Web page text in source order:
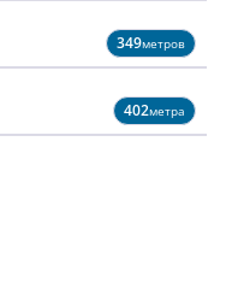
349метров
402метра